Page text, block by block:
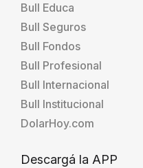
Bull Educa
Bull Seguros
Bull Fondos
Bull Profesional
Bull Internacional
Bull Institucional
DolarHoy.com
Descargá la APP